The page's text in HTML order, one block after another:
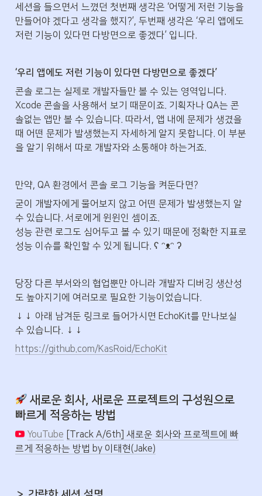
세션을 들으면서 느꼈던 첫번째 생각은 ‘어떻게 저런 기능을
만들어야 겠다고 생각을 했지?’, 두번째 생각은 ‘우리 앱에도
저런 기능이 있다면 다방면으로 좋겠다’ 입니다.
‘우리 앱에도 저런 기능이 있다면 다방면으로 좋겠다’
콘솔 로그는 실제로 개발자들만 볼 수 있는 영역입니다.
Xcode 콘솔을 사용해서 보기 때문이죠. 기획자나 QA는 콘
솔없는 앱만 볼 수 있습니다. 따라서, 앱 내에 문제가 생겼을
때 어떤 문제가 발생했는지 자세하게 알지 못합니다. 이 부분
을 알기 위해서 따로 개발자와 소통해야 하는거죠.
만약, QA 환경에서 콘솔 로그 기능을 켜둔다면?
굳이 개발자에게 물어보지 않고 어떤 문제가 발생했는지 알
수 있습니다. 서로에게 윈윈인 셈이죠.
성능 관련 로그도 심어두고 볼 수 있기 때문에 정확한 지표로
성능 이슈를 확인할 수 있게 됩니다. ʕ ᵔᴥᵔ ʔ
당장 다른 부서와의 협업뿐만 아니라 개발자 디버깅 생산성
도 높아지기에 여러모로 필요한 기능이었습니다.
↓↓ 아래 남겨둔 링크로 들어가시면 EchoKit를 만나보실
수 있습니다. ↓↓
https://github.com/KasRoid/EchoKit
새로운 회사, 새로운 프로젝트의 구성원으로
빠르게 적응하는 방법
YouTube
[Track A/6th] 새로운 회사와 프로젝트에 빠
르게 적응하는 방법 by 이태현(Jake)